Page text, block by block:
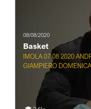
08/08/2020
Basket
IMOLA 07 08 2020
GIAMPIERO